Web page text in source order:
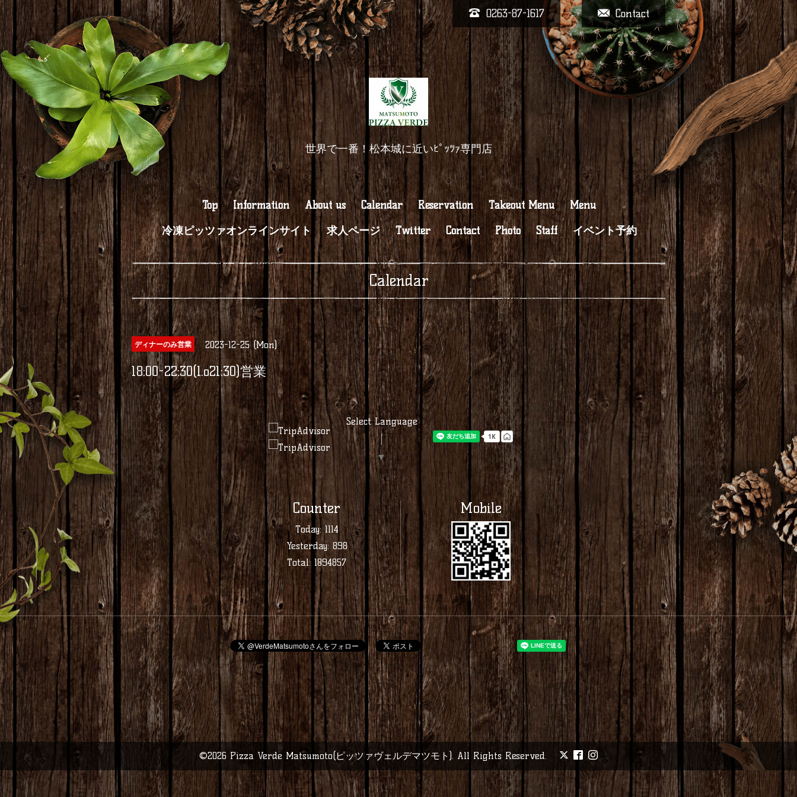
Contact
0263-87-1617
世界で一番！松本城に近いﾋﾟｯﾂｧ専門店
Top Information About us Calendar Reservation Takeout Menu
Menu
冷凍ピッツァオンラインサイト
求人ページ Twitter Contact Photo Staff イベント予約
Calendar
ディナーのみ営業 2023-12-25 (Mon)
18:00-22:30(l.o21:30)営業
Select Language
▼
Counter
Today: 1114
Yesterday: 898
Total: 1894857
Mobile
©2026 Pizza Verde Matsumoto(ピッツァヴェルデマツモト). All Rights Reserved.